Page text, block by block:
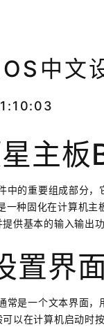
中文
主板
中的重要组成部分
种固化在计算机主
供基本的输入输出功
置界
常是一个文本界面
以在计算机启动时